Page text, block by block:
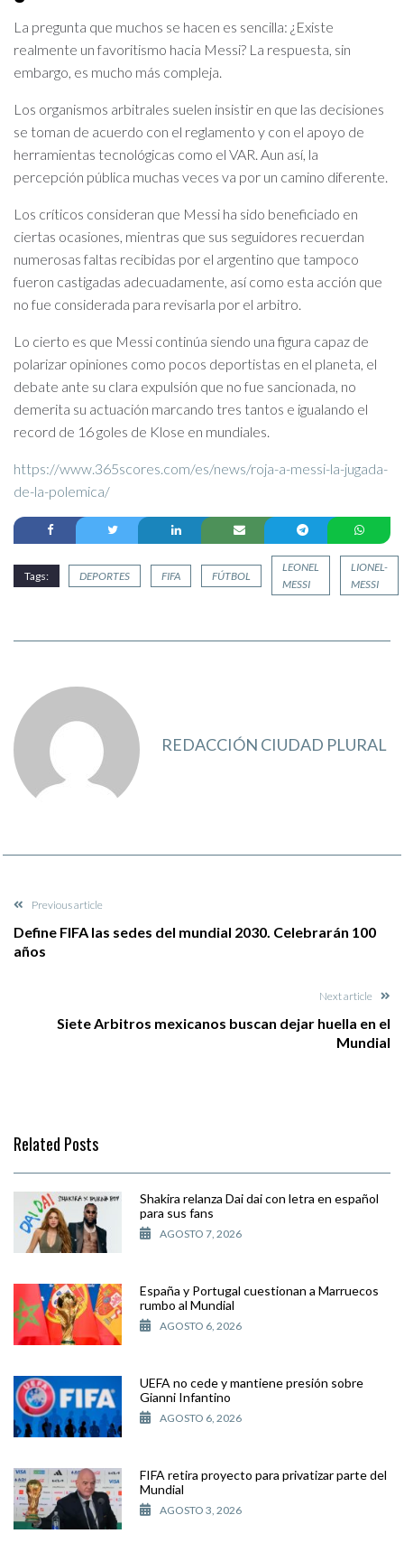
La pregunta que muchos se hacen es sencilla: ¿Existe
realmente un favoritismo hacia Messi? La respuesta, sin
embargo, es mucho más compleja.
Los organismos arbitrales suelen insistir en que las decisiones
se toman de acuerdo con el reglamento y con el apoyo de
herramientas tecnológicas como el VAR. Aun así, la
percepción pública muchas veces va por un camino diferente.
Los críticos consideran que Messi ha sido beneficiado en
ciertas ocasiones, mientras que sus seguidores recuerdan
numerosas faltas recibidas por el argentino que tampoco
fueron castigadas adecuadamente, así como esta acción que
no fue considerada para revisarla por el arbitro.
Lo cierto es que Messi continúa siendo una figura capaz de
polarizar opiniones como pocos deportistas en el planeta, el
debate ante su clara expulsión que no fue sancionada, no
demerita su actuación marcando tres tantos e igualando el
record de 16 goles de Klose en mundiales.
https://www.365scores.com/es/news/roja-a-messi-la-jugada-
de-la-polemica/
Tags: DEPORTES FIFA FÚTBOL
LEONEL
MESSI
LIONEL-
MESSI
REDACCIÓN CIUDAD PLURAL
Previous article
Define FIFA las sedes del mundial 2030. Celebrarán 100
años
Next article
Siete Arbitros mexicanos buscan dejar huella en el
Mundial
Related Posts
Shakira relanza Dai dai con letra en español
para sus fans
AGOSTO 7, 2026
España y Portugal cuestionan a Marruecos
rumbo al Mundial
AGOSTO 6, 2026
UEFA no cede y mantiene presión sobre
Gianni Infantino
AGOSTO 6, 2026
FIFA retira proyecto para privatizar parte del
Mundial
AGOSTO 3, 2026